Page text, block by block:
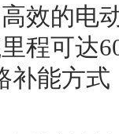
效的电
程可达
补能方